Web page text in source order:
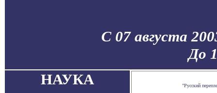
С 07 августа
До
НАУКА
"Русский